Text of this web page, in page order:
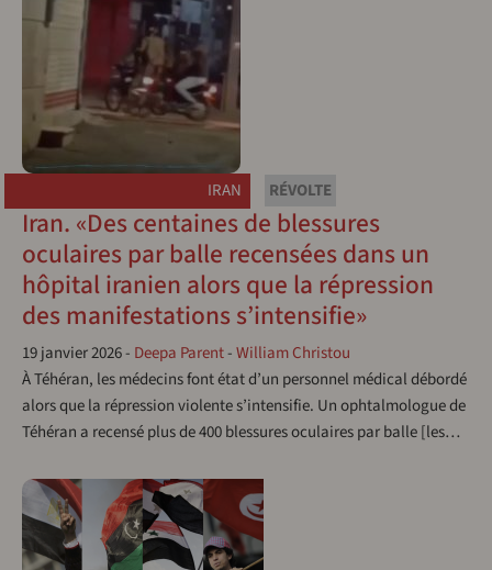
IRAN RÉVOLTE
Iran. «Des centaines de blessures
oculaires par balle recensées dans un
hôpital iranien alors que la répression
des manifestations s’intensifie»
19 janvier 2026- Deepa Parent-William Christou
À Téhéran, les médecins font état d’un personnel médical débordé
alors que la répression violente s’intensifie. Un ophtalmologue de
Téhéran a recensé plus de 400 blessures oculaires par balle [les…